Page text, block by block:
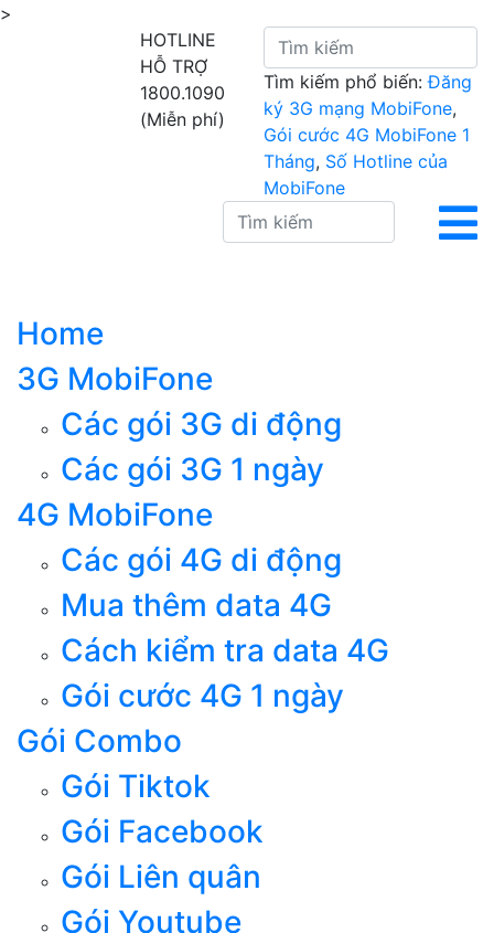
>
HOTLINE
HỖ TRỢ
1800.1090
(Miễn phí)
Tìm kiếm phổ biến: Đăng
ký 3G mạng MobiFone,
Gói cước 4G MobiFone 1
Tháng, Số Hotline của
MobiFone
Home
3G MobiFone
Các gói 3G di động
Các gói 3G 1 ngày
4G MobiFone
Các gói 4G di động
Mua thêm data 4G
Cách kiểm tra data 4G
Gói cước 4G 1 ngày
Gói Combo
Gói Tiktok
Gói Facebook
Gói Liên quân
Gói Youtube